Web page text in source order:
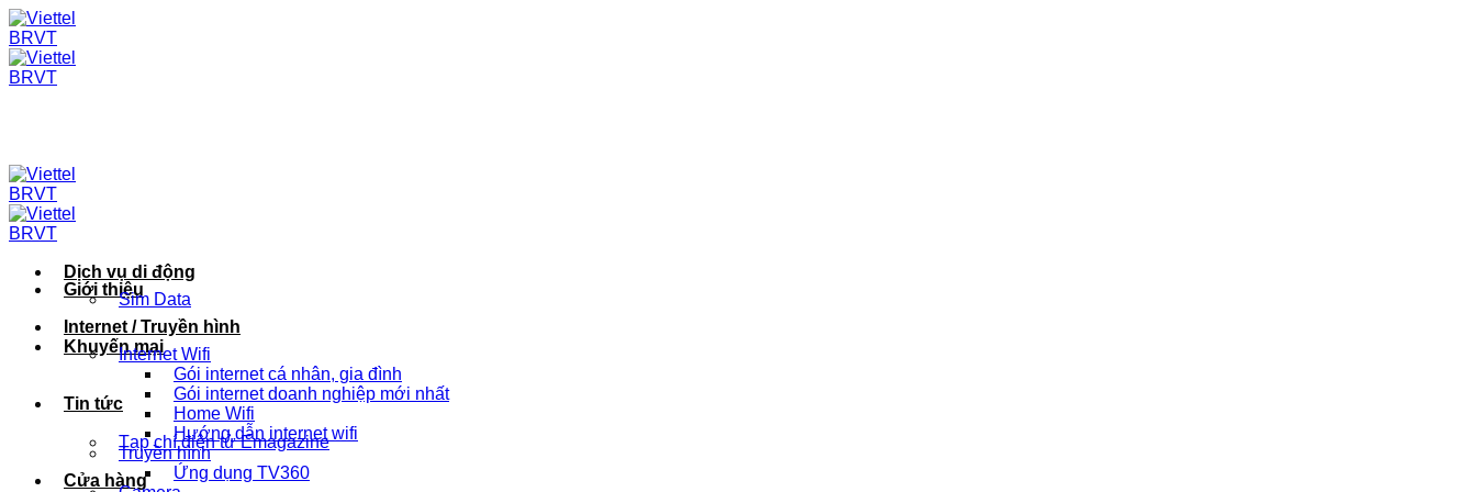
Skip
to
content
Giới thiệu
Khuyến mại
Tin tức
Tạp chí điện tử Emagazine
Cửa hàng
Dịch vụ di động
Sim Data
Internet / Truyền hình
Internet Wifi
Gói internet cá nhân, gia đình
Gói internet doanh nghiệp mới nhất
Home Wifi
Hướng dẫn internet wifi
Truyền hình
Ứng dụng TV360